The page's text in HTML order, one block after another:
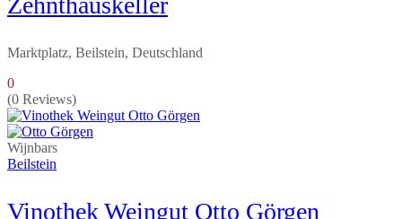
Marktplatz, Beilstein, Deutschland
0
(0 Reviews)
Wijnbars
Beilstein
Vinothek Weingut Otto Görgen